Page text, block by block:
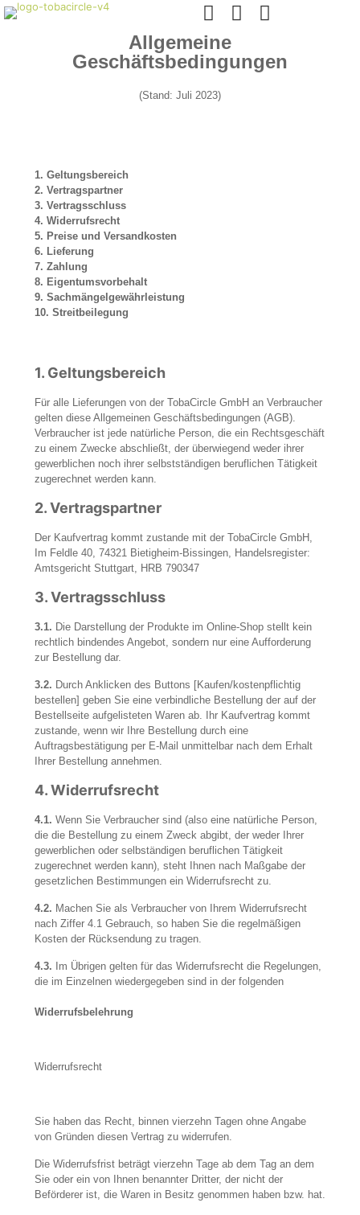
Allgemeine
Geschäftsbedingungen
(Stand: Juli 2023)
1. Geltungsbereich
2. Vertragspartner
3. Vertragsschluss
4. Widerrufsrecht
5. Preise und Versandkosten
6. Lieferung
7. Zahlung
8. Eigentumsvorbehalt
9. Sachmängelgewährleistung
10. Streitbeilegung
1. Geltungsbereich
Für alle Lieferungen von der TobaCircle GmbH an Verbraucher
gelten diese Allgemeinen Geschäftsbedingungen (AGB).
Verbraucher ist jede natürliche Person, die ein Rechtsgeschäft
zu einem Zwecke abschließt, der überwiegend weder ihrer
gewerblichen noch ihrer selbstständigen beruflichen Tätigkeit
zugerechnet werden kann.
2.Vertragspartner
Der Kaufvertrag kommt zustande mit der TobaCircle GmbH,
Im Feldle 40, 74321 Bietigheim-Bissingen, Handelsregister:
Amtsgericht Stuttgart, HRB 790347
3.Vertragsschluss
3.1. Die Darstellung der Produkte im Online-Shop stellt kein
rechtlich bindendes Angebot, sondern nur eine Aufforderung
zur Bestellung dar.
3.2. Durch Anklicken des Buttons [Kaufen/kostenpflichtig
bestellen] geben Sie eine verbindliche Bestellung der auf der
Bestellseite aufgelisteten Waren ab. Ihr Kaufvertrag kommt
zustande, wenn wir Ihre Bestellung durch eine
Auftragsbestätigung per E-Mail unmittelbar nach dem Erhalt
Ihrer Bestellung annehmen.
4.Widerrufsrecht
4.1. Wenn Sie Verbraucher sind (also eine natürliche Person,
die die Bestellung zu einem Zweck abgibt, der weder Ihrer
gewerblichen oder selbständigen beruflichen Tätigkeit
zugerechnet werden kann), steht Ihnen nach Maßgabe der
gesetzlichen Bestimmungen ein Widerrufsrecht zu.
4.2. Machen Sie als Verbraucher von Ihrem Widerrufsrecht
nach Ziffer 4.1 Gebrauch, so haben Sie die regelmäßigen
Kosten der Rücksendung zu tragen.
4.3.
Im Übrigen gelten für das Widerrufsrecht die Regelungen,
die im Einzelnen wiedergegeben sind in der folgenden
Widerrufsbelehrung
Widerrufsrecht
Sie haben das Recht, binnen vierzehn Tagen ohne Angabe
von Gründen diesen Vertrag zu widerrufen.
Die Widerrufsfrist beträgt vierzehn Tage ab dem Tag an dem
Sie oder ein von Ihnen benannter Dritter, der nicht der
Beförderer ist, die Waren in Besitz genommen haben bzw. hat.
Technisch-
Notwendig
Diese
Cookies
sind nicht
optional. Sie
werden
benötigt,
damit die
funktioniert.
Statistik
Mit diesen
können wir die
Funktionsweise
und Struktur
Basis der
Nutzung
verbessern.
Nutzer-
Damit unsere
Website
Ihres
Besuchs so
gut wie
möglich
funktioniert.
Wenn Sie
ablehnen,
verschwinden
einige
von der
Website.
Verhalten beim
Wahrscheinlichkeit,
personalisierte
Angebote zu
sehen.